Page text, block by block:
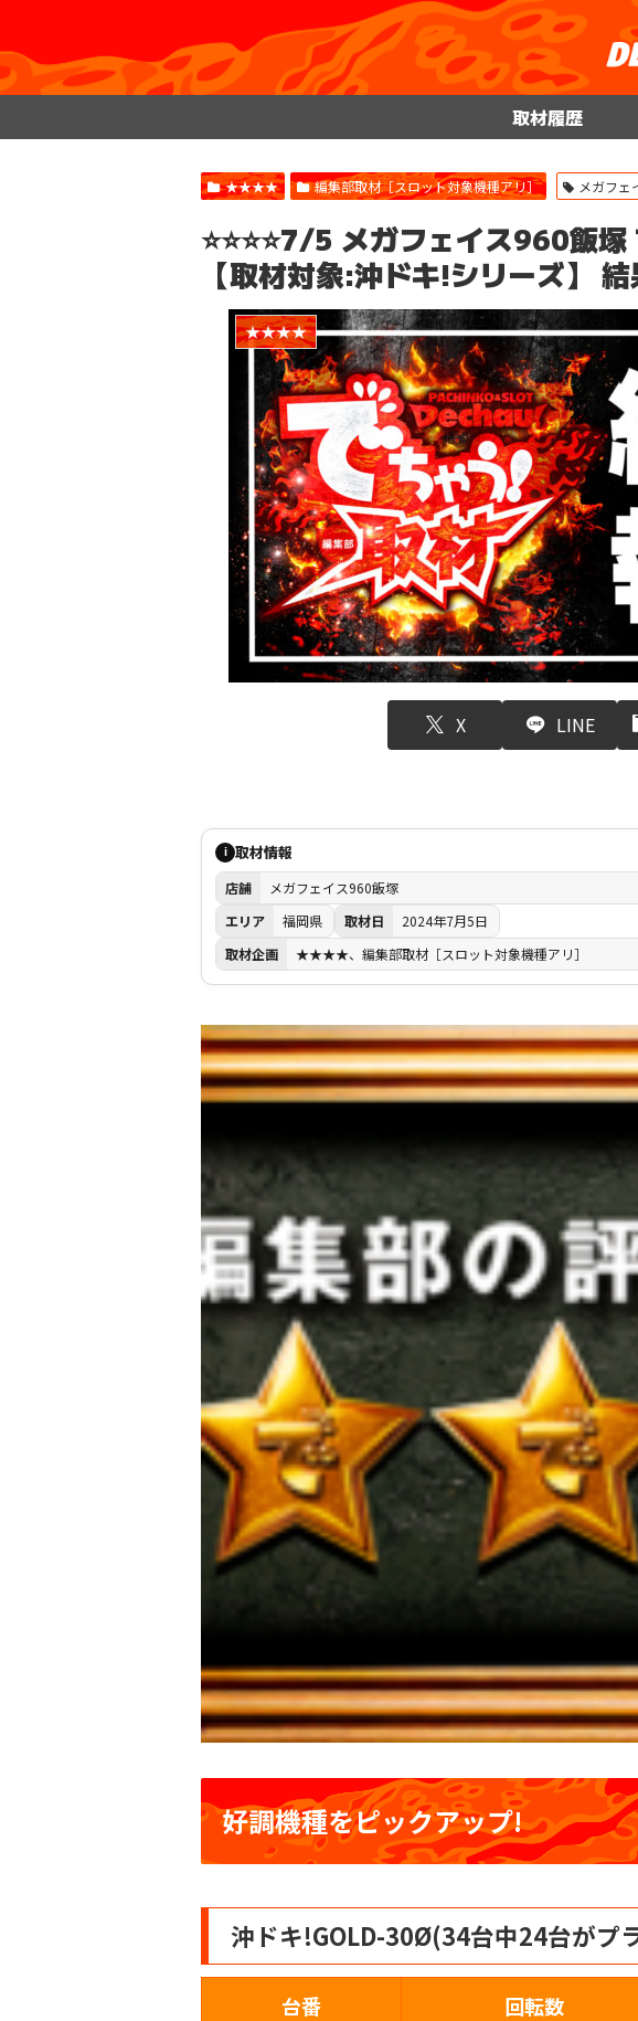
取材履歴
★★★★ 編集部取材［スロット対象機種アリ］ メガフェ
⭐️⭐️⭐️⭐️7/5 メガフェイス960飯
【取材対象:沖ドキ!シリーズ】
★★★★
X LINE
i 取材情報
店舗
メガフェイス960飯塚
エリア
福岡県 取材日
2024年7月5日
取材企画
★★★★、編集部取材［スロット対象機種アリ］
好調機種をピックアップ!
沖ドキ!GOLD-30Ø(34台中24台がプ
台番 回転数